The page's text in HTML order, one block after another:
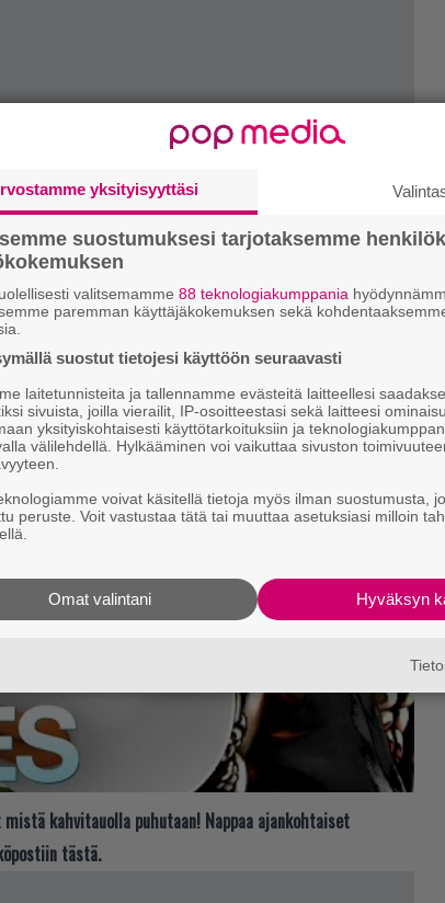
kahvitauolla puhutaan! Nappaa ajankohtaiset
tästä.
yksityisyyttäsi
suostumuksesi tarjotaksemme
valitsemamme 88 teknologiakumppania
paremman käyttäjäkokemuksen sekä
suostut tietojesi käyttöön seuraavasti
laitetunnisteita ja tallennamme evästeitä laitteellesi
sivuista, joilla vierailit, IP-osoitteestasi sekä laitteesi
yksityiskohtaisesti käyttötarkoituksiin ja
välilehdellä. Hylkääminen voi vaikuttaa sivuston
voivat käsitellä tietoja myös ilman suostumusta,
peruste. Voit vastustaa tätä tai muuttaa asetuksiasi milloin
Hyväksyn
Omat valintani